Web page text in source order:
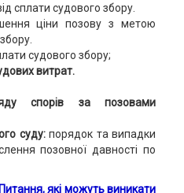
сплати судового збору.
ціни позову з метою
судового збору;
витрат.
спорів за позовами
суду:порядок та випадки
позовної давності по
які можуть виникати